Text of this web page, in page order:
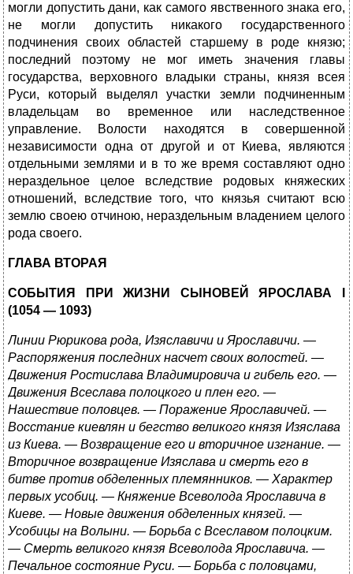
могли допустить дани, как самого явственного знака его,
не могли допустить никакого государственного
подчинения своих областей старшему в роде князю;
последний поэтому не мог иметь значения главы
государства, верховного владыки страны, князя всея
Руси, который выделял участки земли подчиненным
владельцам во временное или наследственное
управление. Волости находятся в совершенной
независимости одна от другой и от Киева, являются
отдельными землями и в то же время составляют одно
нераздельное целое вследствие родовых княжеских
отношений, вследствие того, что князья считают всю
землю своею отчиною, нераздельным владением целого
рода своего.
ГЛАВА ВТОРАЯ
СОБЫТИЯ ПРИ ЖИЗНИ СЫНОВЕЙ ЯРОСЛАВА I
(1054 — 1093)
Линии Рюрикова рода, Изяславичи и Ярославичи. —
Распоряжения последних насчет своих волостей. —
Движения Ростислава Владимировича и гибель его. —
Движения Всеслава полоцкого и плен его. —
Нашествие половцев. — Поражение Ярославичей. —
Восстание киевлян и бегство великого князя Изяслава
из Киева. — Возвращение его и вторичное изгнание. —
Вторичное возвращение Изяслава и смерть его в
битве против обделенных племянников. — Характер
первых усобиц. — Княжение Всеволода Ярославича в
Киеве. — Новые движения обделенных князей. —
Усобицы на Волыни. — Борьба с Всеславом полоцким.
— Смерть великого князя Всеволода Ярославича. —
Печальное состояние Руси. — Борьба с половцами,